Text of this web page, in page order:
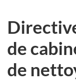
de
de